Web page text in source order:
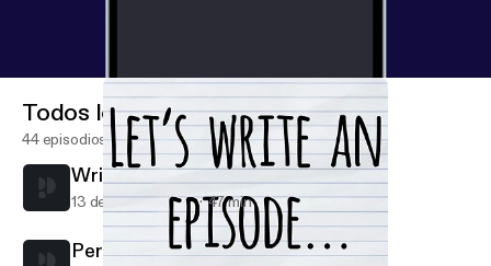
Todos los episodios
44 episodios
Writing Dharma and Greg
13 de mar de 2020 47 min
Performing Dharma and Greg